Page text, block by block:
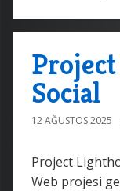
Social
12 AĞUSTOS 2025
Project
Web projesi